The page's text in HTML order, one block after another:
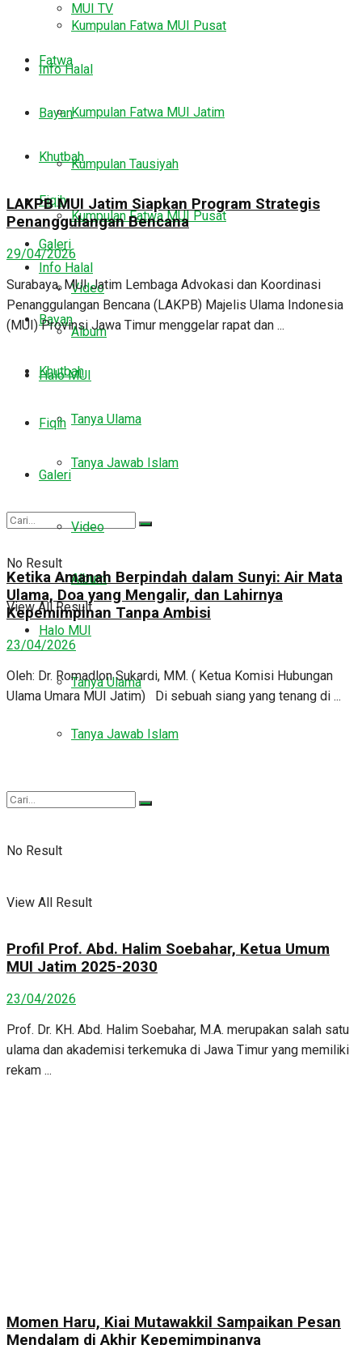
Kumpulan Fatwa MUI Pusat
Info Halal
Bayan
Khutbah
Fiqih
Galeri
Video
Album
Halo MUI
Tanya Ulama
Tanya Jawab Islam
No Result
View All Result
MUI TV
Fatwa
Kumpulan Fatwa MUI Jatim
Kumpulan Tausiyah
Kumpulan Fatwa MUI Pusat
Info Halal
Bayan
Khutbah
Fiqih
Galeri
Video
Album
Halo MUI
Tanya Ulama
Tanya Jawab Islam
No Result
View All Result
LAKPB MUI Jatim Siapkan Program Strategis
Penanggulangan Bencana
29/04/2026
Surabaya, MUI Jatim Lembaga Advokasi dan Koordinasi
Penanggulangan Bencana (LAKPB) Majelis Ulama Indonesia
(MUI) Provinsi Jawa Timur menggelar rapat dan ...
Ketika Amanah Berpindah dalam Sunyi: Air Mata
Ulama, Doa yang Mengalir, dan Lahirnya
Kepemimpinan Tanpa Ambisi
23/04/2026
Oleh: Dr. Romadlon Sukardi, MM. ( Ketua Komisi Hubungan
Ulama Umara MUI Jatim) Di sebuah siang yang tenang di ...
Profil Prof. Abd. Halim Soebahar, Ketua Umum
MUI Jatim 2025-2030
23/04/2026
Prof. Dr. KH. Abd. Halim Soebahar, M.A. merupakan salah satu
ulama dan akademisi terkemuka di Jawa Timur yang memiliki
rekam ...
Momen Haru, Kiai Mutawakkil Sampaikan Pesan
Mendalam di Akhir Kepemimpinanya